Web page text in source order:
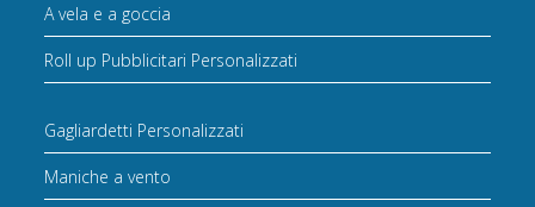
A vela e a goccia
Roll up Pubblicitari Personalizzati
Gagliardetti Personalizzati
Maniche a vento